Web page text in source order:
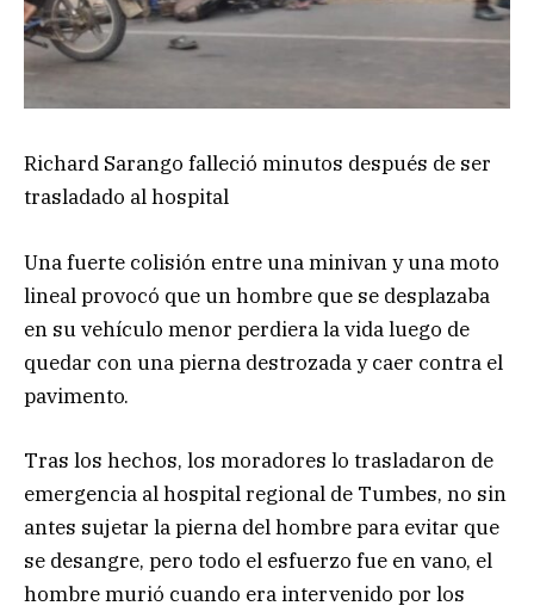
Richard Sarango falleció minutos después de ser
trasladado al hospital
Una fuerte colisión entre una minivan y una moto
lineal provocó que un hombre que se desplazaba
en su vehículo menor perdiera la vida luego de
quedar con una pierna destrozada y caer contra el
pavimento.
Tras los hechos, los moradores lo trasladaron de
emergencia al hospital regional de Tumbes, no sin
antes sujetar la pierna del hombre para evitar que
se desangre, pero todo el esfuerzo fue en vano, el
hombre murió cuando era intervenido por los